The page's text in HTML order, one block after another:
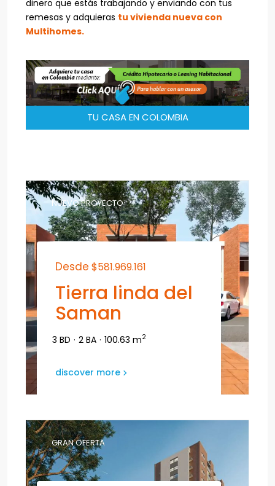
dinero que estás trabajando y enviando con tus
remesas y adquieras tu vivienda nueva con
Multihomes.
TU CASA EN COLOMBIA
NUEVO PROYECTO
Desde $581.969.161
Tierra linda del
Saman
3 BD · 2 BA · 100.63 m2
discover more
GRAN OFERTA